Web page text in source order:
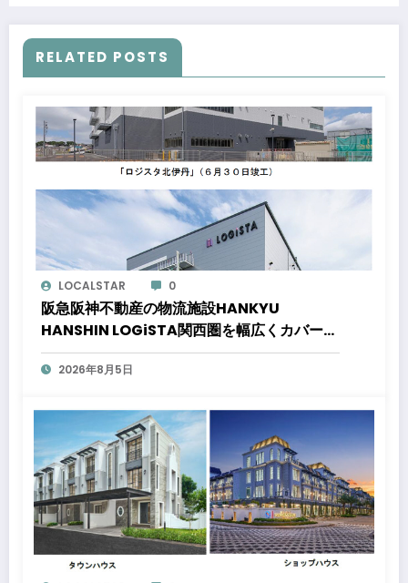
RELATED POSTS
LOCALSTAR 0
阪急阪神不動産の物流施設HANKYU
HANSHIN LOGiSTA関西圏を幅広くカバーで
きる好立地に新たな物流施設が誕生「ロジス
タ北伊丹」と「ロジスタ京都伏見」が竣工し
2026年8月5日